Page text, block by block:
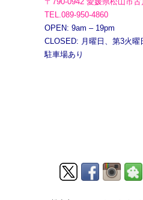
TEL.089-950-4860
OPEN: 9am – 19pm
CLOSED: 月曜日、第3火曜
駐車場あり